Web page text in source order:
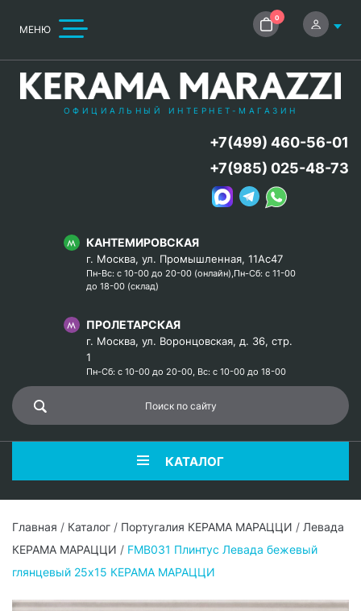
МЕНЮ
0
ОФИЦИАЛЬНЫЙ ИНТЕРНЕТ-МАГАЗИН
КАНТЕМИРОВСКАЯ
г. Москва, ул. Промышленная, 11Ас47
Пн-Вс: с 10-00 до 20-00 (онлайн),Пн-Сб: с 11-00
до 18-00 (склад)
ПРОЛЕТАРСКАЯ
г. Москва, ул. Воронцовская, д. 36, стр.
1
Пн-Сб: с 10-00 до 20-00, Вс: с 10-00 до 18-00
+7(499) 460-56-01
+7(985) 025-48-73
КАТАЛОГ
Главная / Каталог / Португалия КЕРАМА МАРАЦЦИ / Левада
КЕРАМА МАРАЦЦИ / FMB031 Плинтус Левада бежевый
глянцевый 25х15 КЕРАМА МАРАЦЦИ